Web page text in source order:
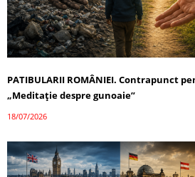
PATIBULARII ROMÂNIEI. Contrapunct
„Meditație despre gunoaie”
18/07/2026